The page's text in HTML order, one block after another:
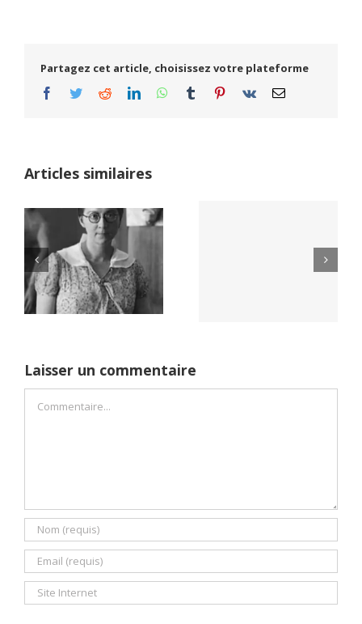
Partagez cet article, choisissez votre plateforme
Facebook
TwitterRedditLinkedInWhatsApp
Tumblr Pinterest
Vk Email
Articles similaires
Netflix Field of
Dreams (1989)
Yaïr Golan : une
Laisser un commentaire